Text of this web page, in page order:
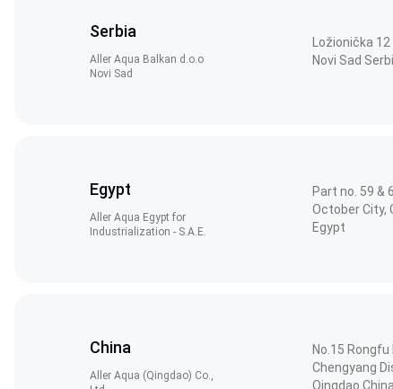
Serbia
Aller Aqua Balkan d.o.o
Novi Sad
Ložionička
Novi Sad
Egypt
Aller Aqua Egypt for
Industrialization - S.A.E.
Part no. 59 &
October City,
Egypt
China
Aller Aqua (Qingdao) Co.,
No.15 Rongfu
Chengyang
Qingdao China